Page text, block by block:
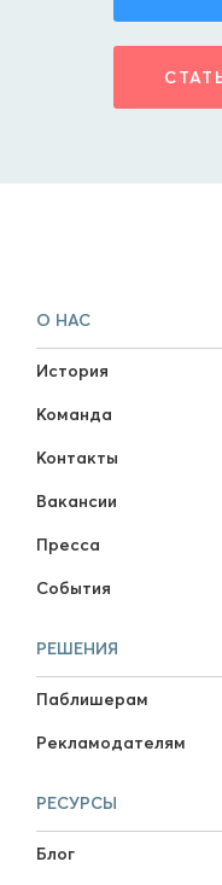
О НАС
История
Команда
Контакты
Вакансии
Пресса
События
РЕШЕНИЯ
Паблишерам
Рекламодателям
РЕСУРСЫ
Блог